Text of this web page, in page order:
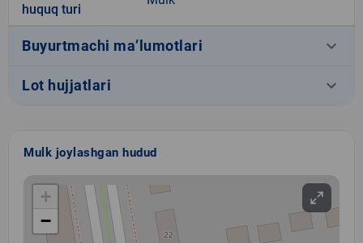
huquq turi
Buyurtmachi ma’lumotlari keyboard_arrow_down
Lot hujjatlari keyboard_arrow_down
Mulk joylashgan hudud
+
−